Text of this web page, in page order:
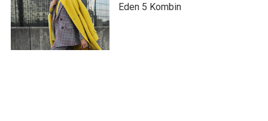
Eden 5 Kombin